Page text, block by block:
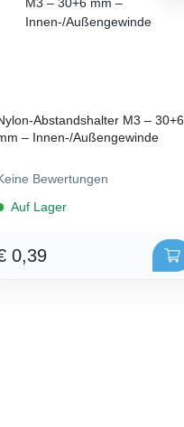
Abstandshalter M3 – 30+6
– Innen-/Außengewinde
Bewertungen
Auf Lager
0,39